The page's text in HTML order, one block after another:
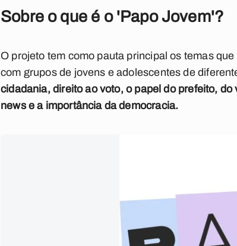
Sobre o que é o 'Papo Jovem'?
O projeto tem como pauta principal os temas
com grupos de jovens e adolescentes de
cidadania, direito ao voto, o papel do prefeito,
news e a importância da democracia.